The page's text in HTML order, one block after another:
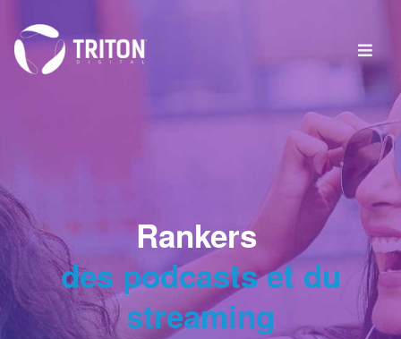
Rankers
des podcasts et du
streaming